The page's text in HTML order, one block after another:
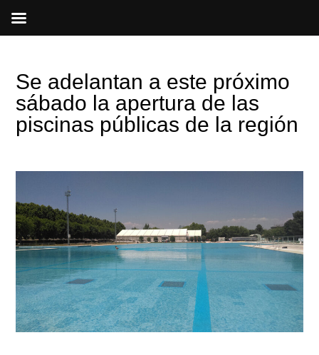
Se adelantan a este próximo
sábado la apertura de las
piscinas públicas de la región